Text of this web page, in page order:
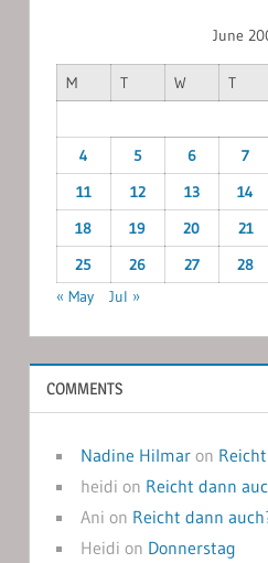
June
M T W T
4
5 6 7
11
12 13 14
18
19 20 21
25
26 27 28
« May
Jul »
COMMENTS
Nadine Hilmaron
heidi on Reicht dann
Ani on Reicht dann
Heidi on Donnerstag